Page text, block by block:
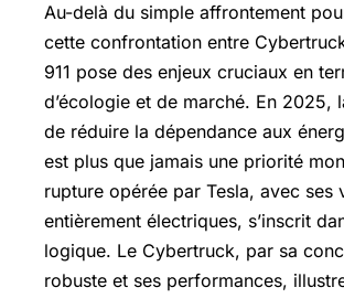
Au-delà du simple affrontement
cette confrontation entre
911 pose des enjeux cruciaux en
d’écologie et de marché. En 2025,
de réduire la dépendance aux
est plus que jamais une priorité
rupture opérée par Tesla, avec ses
entièrement électriques, s’inscrit
logique. Le Cybertruck, par sa
robuste et ses performances,